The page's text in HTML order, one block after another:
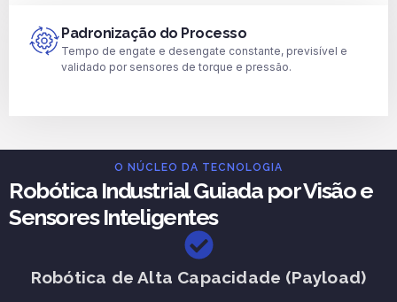
Padronização do Processo
Tempo de engate e desengate constante, previsível e
validado por sensores de torque e pressão.
O NÚCLEO DA TECNOLOGIA
Robótica Industrial Guiada por Visão e
Sensores Inteligentes
Robótica de Alta Capacidade (Payload)